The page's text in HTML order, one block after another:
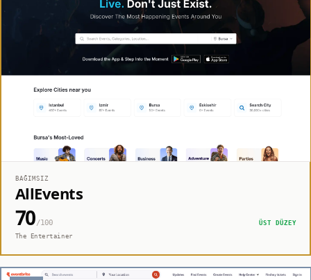
BAĞIMSIZ
AllEvents
70/100
ÜST DÜZEY
The Entertainer